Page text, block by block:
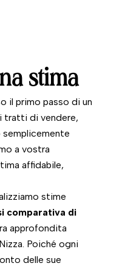
stima
il primo passo di un
tratti di vendere,
a vostra
affidabile,
stime
comparativa di
approfondita
Poiché ogni
delle sue